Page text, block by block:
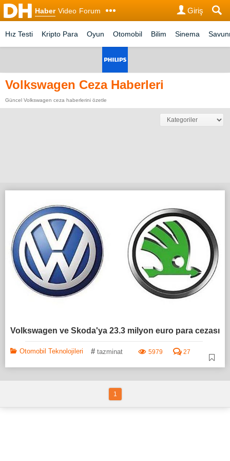
Haber Video Forum Giriş
Hız Testi Kripto Para Oyun Otomobil Bilim Sinema
Volkswagen Ceza Haberleri
Güncel Volkswagen ceza haberlerini özetle
Volkswagen ve Skoda'ya 23.3 milyon euro para cezası
Otomobil Teknolojileri # tazminat 5979 27
1